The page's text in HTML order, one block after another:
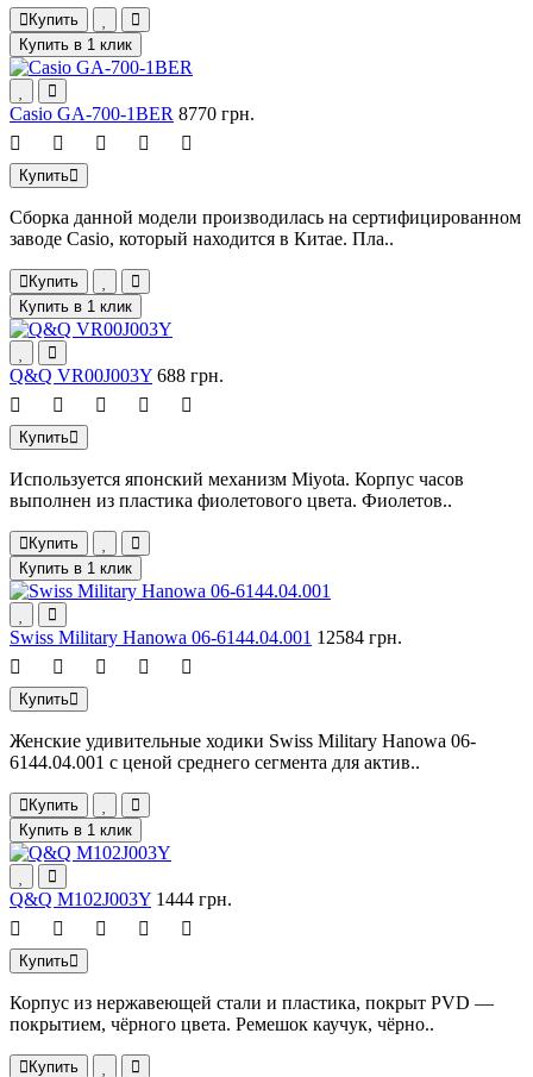
Купить
Купить в 1 клик
Casio GA-700-1BER 8770 грн.
Купить
Сборка данной модели производилась на сертифицированном
заводе Casio, который находится в Китае. Пла..
Купить
Купить в 1 клик
Q&Q VR00J003Y 688 грн.
Купить
Используется японский механизм Miyota. Корпус часов
выполнен из пластика фиолетового цвета. Фиолетов..
Купить
Купить в 1 клик
Swiss Military Hanowa 06-6144.04.001 12584 грн.
Купить
Женские удивительные ходики Swiss Military Hanowa 06-
6144.04.001 с ценой среднего сегмента для актив..
Купить
Купить в 1 клик
Q&Q M102J003Y 1444 грн.
Купить
Корпус из нержавеющей стали и пластика, покрыт PVD —
покрытием, чёрного цвета. Ремешок каучук, чёрно..
Купить